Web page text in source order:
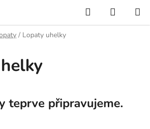
Hledat
KOŠÍK
/ Lopaty uhelky
teprve připravujeme.